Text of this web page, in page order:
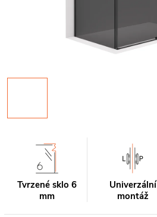
Tvrzené sklo 6
mm
Univerzální
montáž